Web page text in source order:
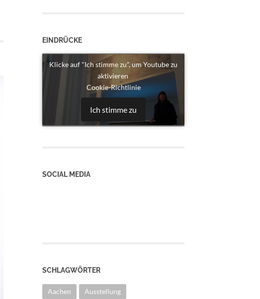
EINDRÜCKE
Klicke auf "Ich stimme zu", um Youtube zu
aktivieren
Cookie-Richtlinie
Ich stimme zu
SOCIAL MEDIA
SCHLAGWÖRTER
Aachen Ausstellung